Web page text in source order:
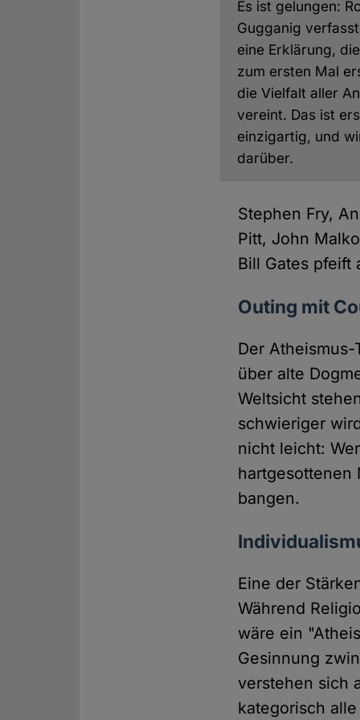
Es ist gelungen:
Gugganig
eine Erklärung,
zum ersten Mal
die Vielfalt aller
vereint. Das ist
einzigartig, und
darüber.
Stephen Fry,
Pitt, John
Bill Gates pfeift
Outing mit
Der
über alte
Weltsicht
schwieriger
nicht leicht:
hartgesottenen
bangen.
Eine der
Während
wäre ein
Gesinnung
verstehen sich
kategorisch